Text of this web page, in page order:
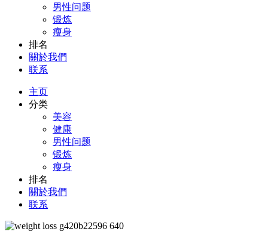
男性问题
锻炼
瘦身
排名
關於我們
联系
主页
分类
美容
健康
男性问题
锻炼
瘦身
排名
關於我們
联系